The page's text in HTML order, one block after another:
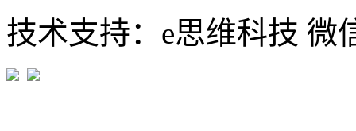
技术支持：e思维科技 微